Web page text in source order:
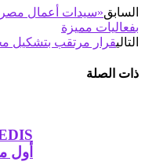
السابق
بفعاليات مميزة
التاليقرار مرتقب بتشكيل
ذات الصلة
أول